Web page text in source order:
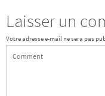
Laisser un
Votre adresse e-mail ne sera pas